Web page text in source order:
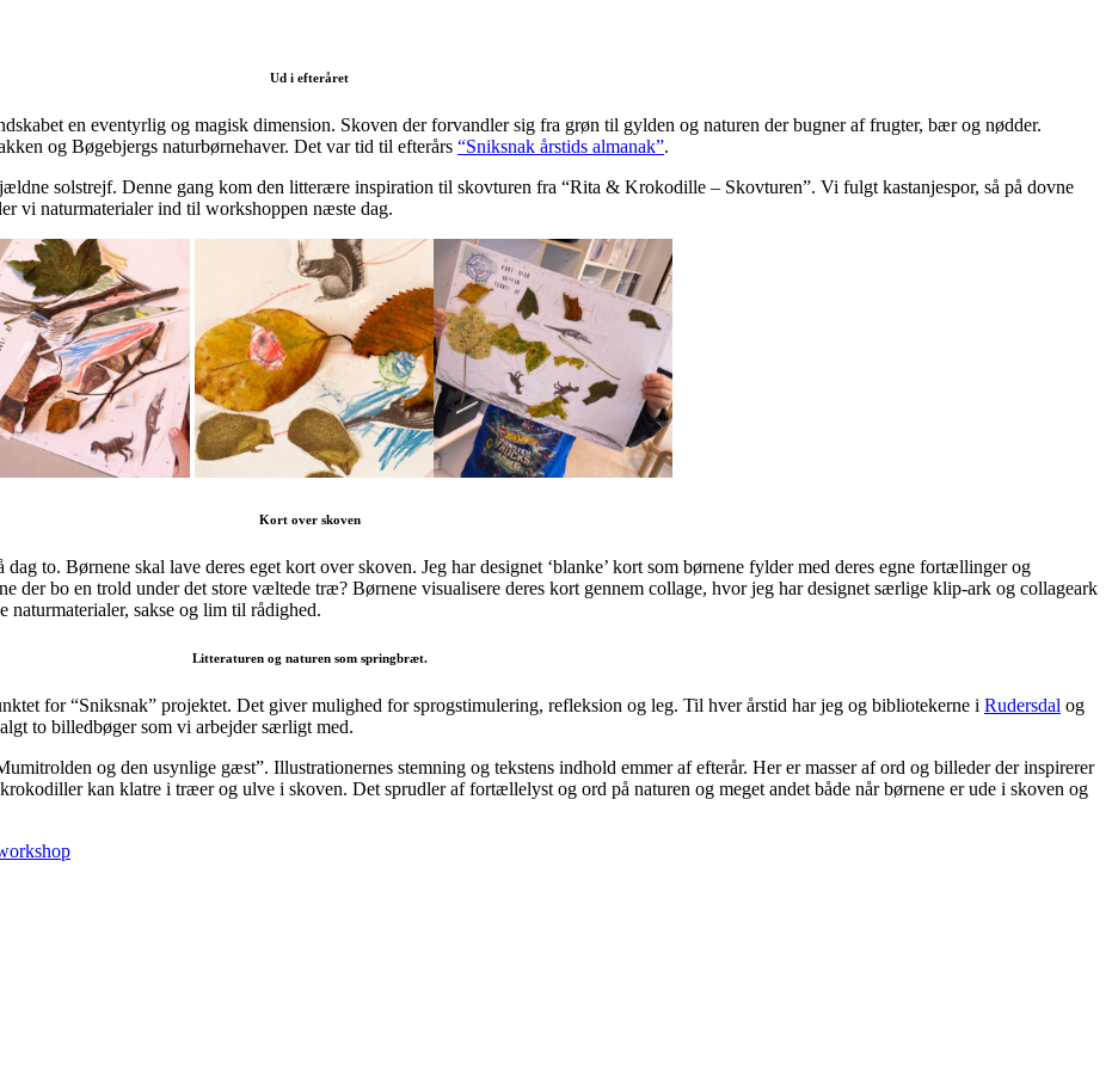
Ud i efteråret
en eventyrlig og magisk dimension. Skoven der forvandler sig fra grøn til gylden og naturen der bugner af frugter, bær og nødder.
og Bøgebjergs naturbørnehaver. Det var tid til efterårs “Sniksnak årstids almanak”.
solstrejf. Denne gang kom den litterære inspiration til skovturen fra “Rita & Krokodille – Skovturen”. Vi fulgt kastanjespor, så på dovne
vi naturmaterialer ind til workshoppen næste dag.
Kort over skoven
to. Børnene skal lave deres eget kort over skoven. Jeg har designet ‘blanke’ kort som børnene fylder med deres egne fortællinger og
der bo en trold under det store væltede træ? Børnene visualisere deres kort gennem collage, hvor jeg har designet særlige klip-ark og collageark
naturmaterialer, sakse og lim til rådighed.
Litteraturen og naturen som springbræt.
for “Sniksnak” projektet. Det giver mulighed for sprogstimulering, refleksion og leg. Til hver årstid har jeg og bibliotekerne i Rudersdal og
to billedbøger som vi arbejder særligt med.
og den usynlige gæst”. Illustrationernes stemning og tekstens indhold emmer af efterår. Her er masser af ord og billeder der inspirerer
kan klatre i træer og ulve i skoven. Det sprudler af fortællelyst og ord på naturen og meget andet både når børnene er ude i skoven og